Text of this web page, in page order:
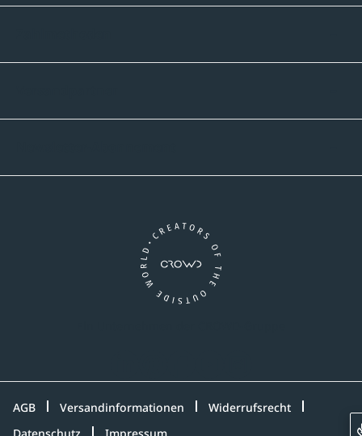
AGB Versandinformationen
Widerrufsrecht
Datenschutz
Impressum